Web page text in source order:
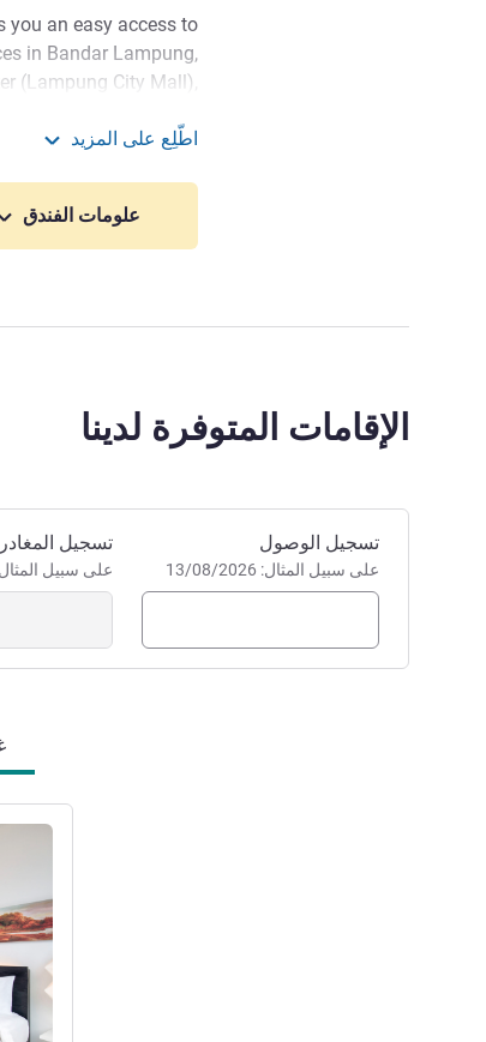
you an easy access to
in Bandar Lampung,
(Lampung City Mall),
can also access more
Conservation Center.
اطّلِع على المزيد
علومات الفندق
الإقامات المتوفرة لدينا
احجز في هذا الفندق
تسجيل الوصول
على سبيل المثال: 13/08/2026
تسجيل
على سبيل المثال: 13/08/
راجع